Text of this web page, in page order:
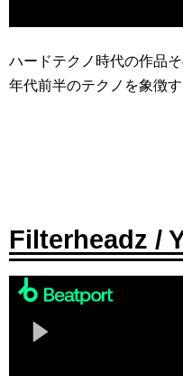
ハードテクノ時代の作品
年代前半のテクノを象徴す
Filterheadz /